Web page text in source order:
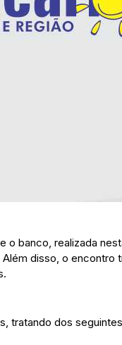
o banco, realizada
disso, o encontro
tratando dos